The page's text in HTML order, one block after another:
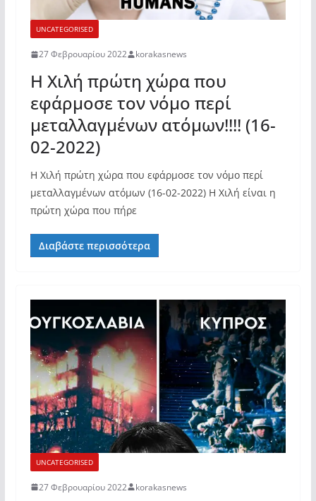
UNCATEGORISED
27 Φεβρουαρίου 2022 korakasnews
Η Χιλή πρώτη χώρα που
εφάρμοσε τον νόμο περί
μεταλλαγμένων ατόμων!!!! (16-
02-2022)
Η Χιλή πρώτη χώρα που εφάρμοσε τον νόμο περί
μεταλλαγμένων ατόμων (16-02-2022) Η Χιλή είναι η
πρώτη χώρα που πήρε
Διαβάστε περισσότερα
UNCATEGORISED
27 Φεβρουαρίου 2022 korakasnews